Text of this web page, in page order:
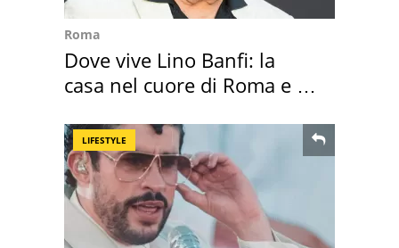
Roma
Dove vive Lino Banfi: la
casa nel cuore di Roma e i
LIFESTYLE